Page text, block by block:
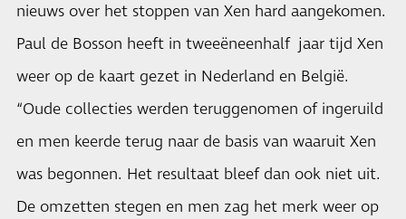
nieuws over het stoppen van Xen hard aangekomen.
Paul de Bosson heeft in tweeëneenhalf jaar tijd Xen
weer op de kaart gezet in Nederland en België.
“Oude collecties werden teruggenomen of ingeruild
en men keerde terug naar de basis van waaruit Xen
was begonnen. Het resultaat bleef dan ook niet uit.
De omzetten stegen en men zag het merk weer op